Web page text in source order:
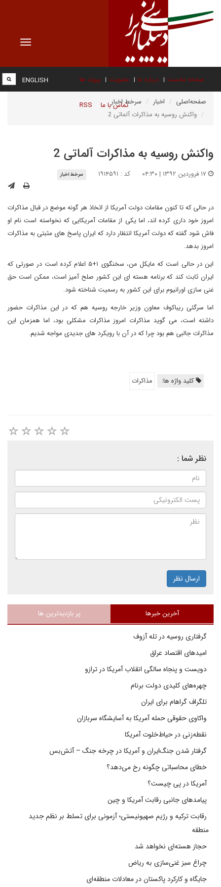
Toggle
صفحه نخست درباره ما عضویت پیوند ها
تماس با ما RSS
ENGLISH
صفحه‌اصلی اخبار
سرخط اخبار
واکنش روسیه به مذاکرات آلماتی 2
واکنش روسیه به مذاکرات آلماتی 2
کد : ۱۹۱۴۵۹۱ سرخط اخبار
در حالی که تا کنون مقامات دولت آمریکا از اتخاذ هر گونه موضع در قبال مذاکرات
امروز خود داری کرده اند، اما یکی از مقامات آمریکایی که نخواسته است نام او
فاش شود گفته که دولت آمریکا انتظار دارد که ایران پاسخ های مثبتی به مذاکرات
امروز بدهد.
این در حالی است که مایکل من، سخنگوی ۱+۵ اعلام کرده است در صورتی که
ایران ثابت کند که برنامه هسته ای این کشور صلح آمیز است، ممکن است حق
غنی سازی اورانیوم برای این کشور به رسمیت شناخته شود.
اما سرگئی ریباکوف معاون وزیر خارجه روسیه هم که در این مذاکرات حضور
داشته است، می گوید مذاکرات امروز مذاکرات مشکلی بود، اما همزمان این
مذاکرات جالبی هم بود چرا که در آن با رویکرد های جدیدی مواجه شدیم.
کلید واژه ها: مذاکرات
نظر شما :
ارسال نظر
آخرین خبرها پر بازدیدترین ها
گرفتاری روسیه در تله آزوف
امیدهای اقتصاد عراق
دویست و پنجاه سالگی انقلاب آمریکا در ترازو
چهره‌های کلیدی دولت برنام
تلگراف گراهام برای ایران
واکاوی حقوقی حمله آمریکا به آسایشگاه سربازان
نقطه‌زنی در حیاط‌خلوت آمریکا
گرفتار شدن جنگ‌ایران و آمریکا در چرخه جنگ – آتش‌بس
خطای محاسباتی چگونه رخ می‌دهد؟
آمریکا در پی چیست؟
پیامدهای جانبی رقابت آمریکا و چین
رقابت ترکیه و رژیم صهیونیستی؛ آزمونی برای تسلط بر نظم جدید
منطقه
حجاز هسته‌ای نخواهد شد
چراغ سبز غنی‌سازی به ریاض
جایگاه و کارکرد پاکستان در معادلات منطقه‌ای